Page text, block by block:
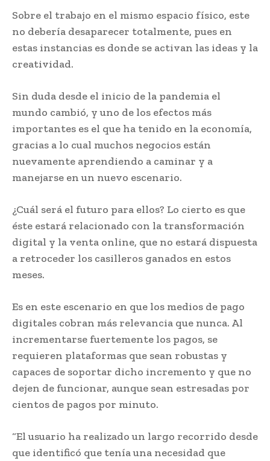
Sobre el trabajo en el mismo espacio físico, este
no debería desaparecer totalmente, pues en
estas instancias es donde se activan las ideas y la
creatividad.
Sin duda desde el inicio de la pandemia el
mundo cambió, y uno de los efectos más
importantes es el que ha tenido en la economía,
gracias a lo cual muchos negocios están
nuevamente aprendiendo a caminar y a
manejarse en un nuevo escenario.
¿Cuál será el futuro para ellos? Lo cierto es que
éste estará relacionado con la transformación
digital y la venta online, que no estará dispuesta
a retroceder los casilleros ganados en estos
meses.
Es en este escenario en que los medios de pago
digitales cobran más relevancia que nunca. Al
incrementarse fuertemente los pagos, se
requieren plataformas que sean robustas y
capaces de soportar dicho incremento y que no
dejen de funcionar, aunque sean estresadas por
cientos de pagos por minuto.
“El usuario ha realizado un largo recorrido desde
que identificó que tenía una necesidad que